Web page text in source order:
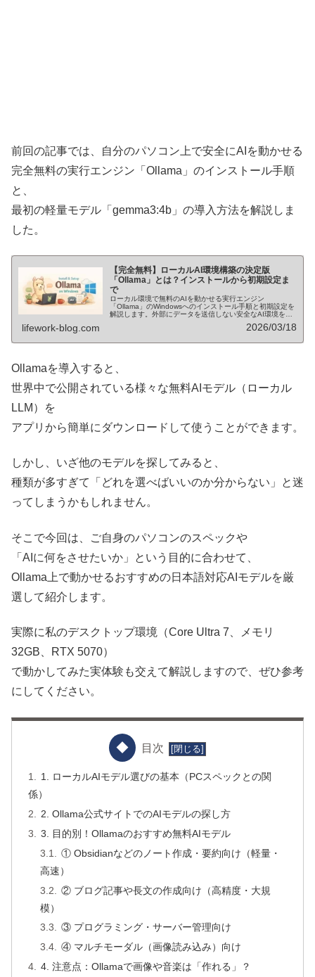
前回の記事では、自分のパソコン上で安全にAIを動かせる
完全無料の実行エンジン「Ollama」のインストール手順
と、
最初の軽量モデル「gemma3:4b」の導入方法を解説しま
した。
【完全無料】ローカルAI環境構築の決定版
「Ollama」とは？インストールから初期設定ま
で
ローカル環境で無料のAIを動かせる実行エンジン
「Ollama」のWindowsへのインストール手順と初期設定を
解説します。外部にデータを送信しない安全なAI環境を構
lifework-blog.com 2026/03/18
Ollamaを導入すると、
世界中で公開されている様々な無料AIモデル（ローカル
LLM）を
アプリから簡単にダウンロードして使うことができます。
しかし、いざ他のモデルを探してみると、
種類が多すぎて「どれを選べばいいのか分からない」と迷
ってしまうかもしれません。
そこで今回は、ご自身のパソコンのスペックや
「AIに何をさせたいか」という目的に合わせて、
Ollama上で動かせるおすすめの日本語対応AIモデルを厳
選して紹介します。
実際に私のデスクトップ環境（Core Ultra 7、メモリ
32GB、RTX 5070）
で動かしてみた実体験も交えて解説しますので、ぜひ参考
にしてください。
目次
1. ローカルAIモデル選びの基本（PCスペックとの関
係）
2. Ollama公式サイトでのAIモデルの探し方
3. 目的別！Ollamaのおすすめ無料AIモデル
① Obsidianなどのノート作成・要約向け（軽量・
高速）
② ブログ記事や長文の作成向け（高精度・大規
模）
③ プログラミング・サーバー管理向け
④ マルチモーダル（画像読み込み）向け
4. 注意点：Ollamaで画像や音楽は「作れる」？